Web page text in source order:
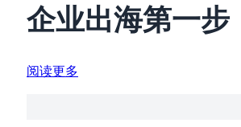
企业出海第一
阅读更多